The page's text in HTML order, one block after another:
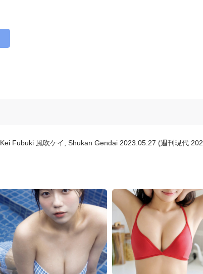
Kei Fubuki 風吹ケイ, Shukan Gendai 2023.05.27 (週刊現代 2023年5月27日号)